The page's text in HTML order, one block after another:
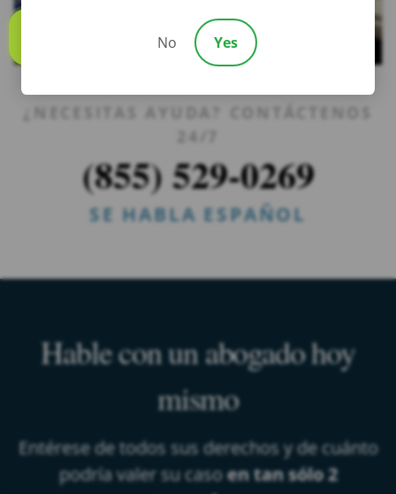
¿NECESITAS AYUDA? CONTÁCTENOS
24/7
(855) 529-0269
SE HABLA ESPAÑOL
Hable con un abogado hoy
mismo
Entérese de todos sus derechos y de cuánto
podría valer su casoen tan sólo 2
No Yes